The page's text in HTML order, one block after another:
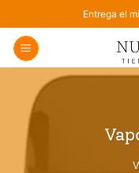
contenido
Entrega el